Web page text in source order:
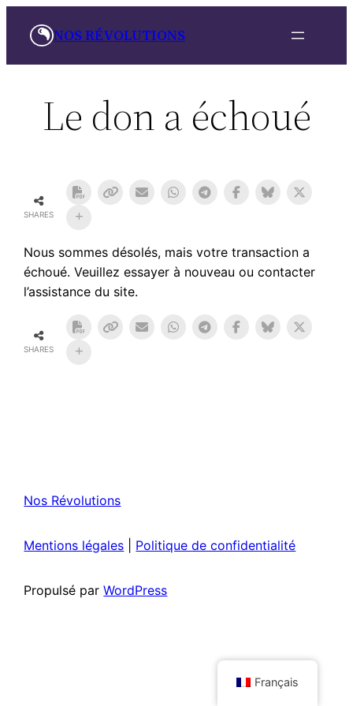
NOS RÉVOLUTIONS
Le don a échoué
SHARES
Nous sommes désolés, mais votre transaction a
échoué. Veuillez essayer à nouveau ou contacter
l’assistance du site.
SHARES
Nos Révolutions
Mentions légales Politique de confidentialité
Propulsé parWordPress
Français